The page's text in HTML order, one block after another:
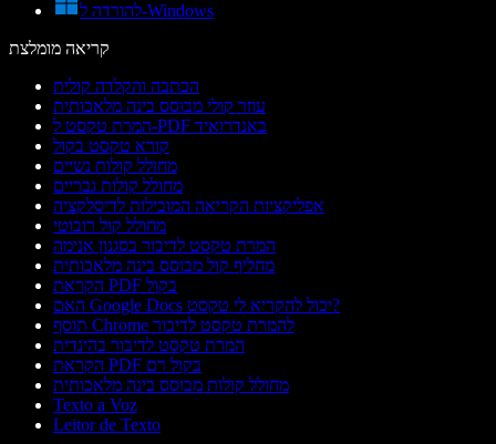
להורדה ל-Windows
קריאה מומלצת
הכתבה והקלדה קולית
עוזר קולי מבוסס בינה מלאכותית
המרת טקסט ל-PDF באנדרואיד
קורא טקסט בקול
מחולל קולות נשיים
מחולל קולות גבריים
אפליקציות הקריאה המובילות לדיסלקציה
מחולל קול רובוטי
המרת טקסט לדיבור בסגנון אנימה
מחליף קול מבוסס בינה מלאכותית
הקראת PDF בקול
האם Google Docs יכול להקריא לי טקסט?
תוסף Chrome להמרת טקסט לדיבור
המרת טקסט לדיבור בהינדית
הקראת PDF בקול רם
מחולל קולות מבוסס בינה מלאכותית
Texto a Voz
Leitor de Texto